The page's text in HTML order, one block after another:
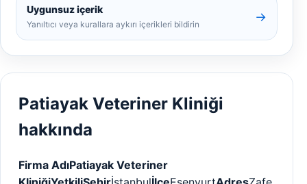
Uygunsuz içerik
Yanıltıcı veya kurallara aykırı içerikleri bildirin
→
Patiayak Veteriner Kliniği
hakkında
Firma AdıPatiayak Veteriner